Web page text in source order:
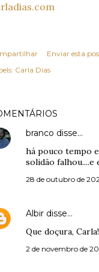
Enviar esta
Carla Dias
branco disse…
há pouco tempo
solidão falhou....e
28 de outubro de
Albir disse…
Que doçura, Carla!
2 de novembro de